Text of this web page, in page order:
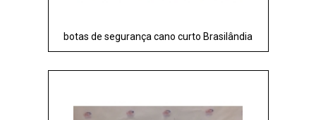
botas de segurança cano curto Brasilândia